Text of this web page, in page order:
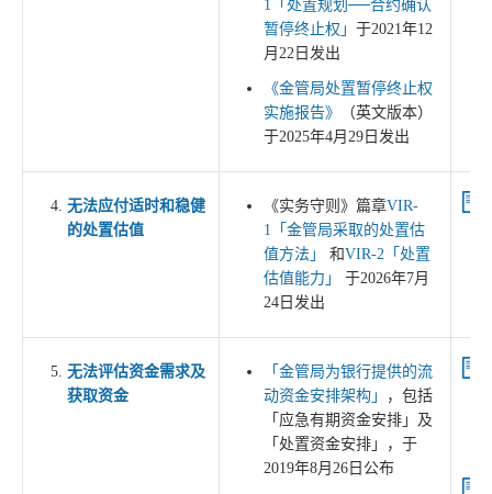
1「处置规划──合约确认
暂停终止权」 于2021年12
月22日发出
《金管局处置暂停终止权
实施报告》
（英文版本）
于2025年4月29日发出
无法应付适时和稳健
的处置估值
《实务守则》篇章VIR-
1「金管局采取的处置估
值方法」
和VIR-2「处置
估值能力」
于2026年7月
24日发出
无法评估资金需求及
获取资金
「金管局为银行提供的流
动资金安排架构」
，包括
「应急有期资金安排」及
「处置资金安排」，于
2019年8月26日公布